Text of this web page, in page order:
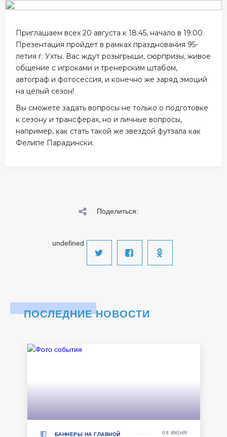
Приглашаем всех 20 августа к 18:45, начало в 19:00.
Презентация пройдет в рамках празднования 95-
летия г. Ухты. Вас ждут розыгрыши, сюрпризы, живое
общение с игроками и тренерским штабом,
автограф и фотосессия, и конечно же заряд эмоций
на целый сезон!
Вы сможете задать вопросы не только о подготовке
к сезону и трансферах, но и личные вопросы,
например, как стать такой же звездой футзала как
Фелипе Парадински.
Поделиться:
undefined
ПОСЛЕДНИЕ НОВОСТИ
БАННЕРЫ НА ГЛАВНОЙ 08 ИЮНЯ